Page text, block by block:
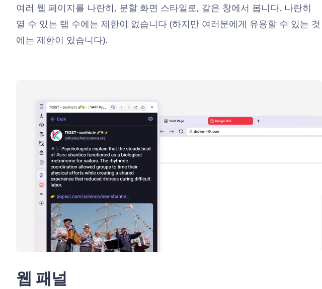
여러 웹 페이지를 나란히, 분할 화면 스타일로, 같은 창에서 봅니다. 나란히
열 수 있는 탭 수에는 제한이 없습니다 (하지만 여러분에게 유용할 수 있는 것
에는 제한이 있습니다).
웹 패널